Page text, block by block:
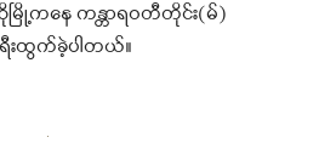
ြို့ကနေ ကန္တာရဝတီတိုင်း(မ်)
းထွက်ခဲ့ပါတယ်။